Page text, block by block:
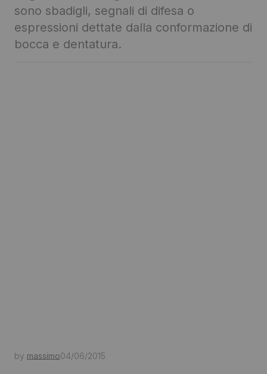
sono sbadigli, segnali di difesa o
espressioni dettate dalla conformazione di
bocca e dentatura.
by massimo04/06/2015